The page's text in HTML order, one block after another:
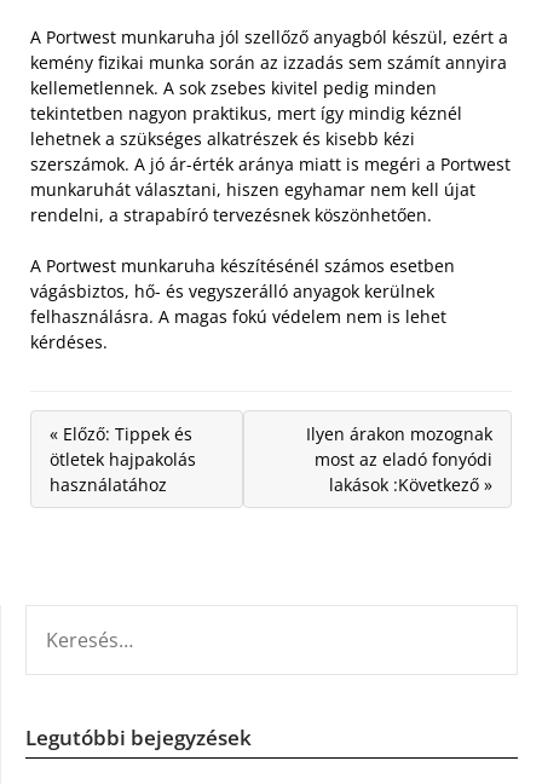
A Portwest munkaruha jól szellőző anyagból készül, ezért a
kemény fizikai munka során az izzadás sem számít annyira
kellemetlennek. A sok zsebes kivitel pedig minden
tekintetben nagyon praktikus, mert így mindig kéznél
lehetnek a szükséges alkatrészek és kisebb kézi
szerszámok. A jó ár-érték aránya miatt is megéri a Portwest
munkaruhát választani, hiszen egyhamar nem kell újat
rendelni, a strapabíró tervezésnek köszönhetően.
A Portwest munkaruha készítésénél számos esetben
vágásbiztos, hő- és vegyszerálló anyagok kerülnek
felhasználásra. A magas fokú védelem nem is lehet
kérdéses.
« Előző: Tippek és
ötletek hajpakolás
használatához
Ilyen árakon mozognak
most az eladó fonyódi
lakások :Következő »
Legutóbbi bejegyzések